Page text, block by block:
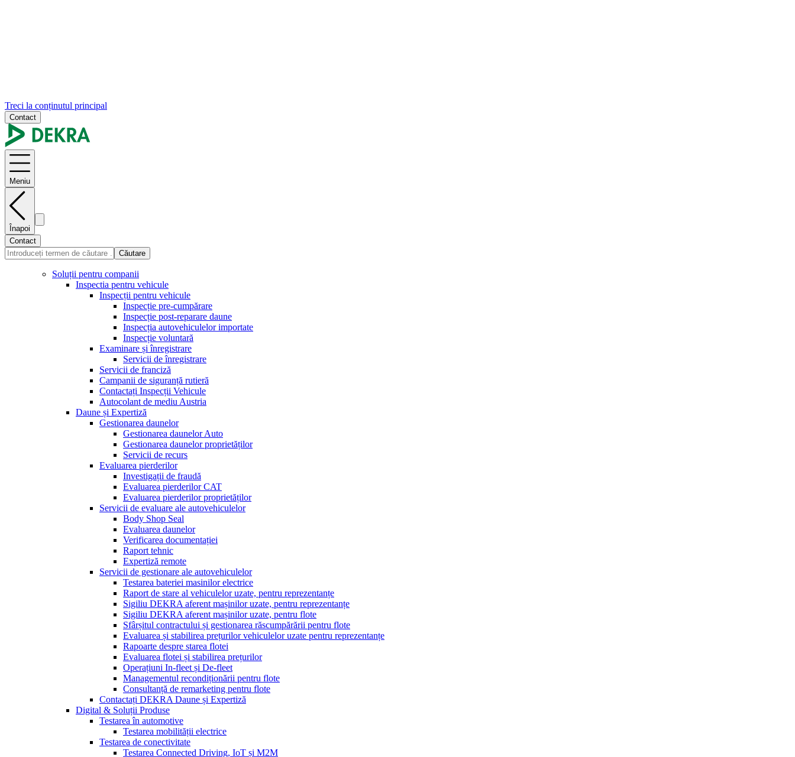
Treci la conținutul principal
Contact
Meniu
Înapoi
Contact
Căutare
Soluții pentru companii
Inspectia pentru vehicule
Inspecții pentru vehicule
Inspecție pre-cumpărare
Inspecție post-reparare daune
Inspecția autovehiculelor importate
Inspecție voluntară
Examinare și înregistrare
Servicii de înregistrare
Servicii de franciză
Campanii de siguranță rutieră
Contactați Inspecții Vehicule
Autocolant de mediu Austria
Daune și Expertiză
Gestionarea daunelor
Gestionarea daunelor Auto
Gestionarea daunelor proprietăților
Servicii de recurs
Evaluarea pierderilor
Investigații de fraudă
Evaluarea pierderilor CAT
Evaluarea pierderilor proprietăților
Servicii de evaluare ale autovehiculelor
Body Shop Seal
Evaluarea daunelor
Verificarea documentației
Raport tehnic
Expertiză remote
Servicii de gestionare ale autovehiculelor
Testarea bateriei masinilor electrice
Raport de stare al vehiculelor uzate, pentru reprezentanțe
Sigiliu DEKRA aferent mașinilor uzate, pentru reprezentanțe
Sigiliu DEKRA aferent mașinilor uzate, pentru flote
Sfârșitul contractului și gestionarea răscumpărării pentru flote
Evaluarea și stabilirea prețurilor vehiculelor uzate pentru reprezentanțe
Rapoarte despre starea flotei
Evaluarea flotei și stabilirea prețurilor
Operațiuni In-fleet și De-fleet
Managementul recondiționării pentru flote
Consultanță de remarketing pentru flote
Contactați DEKRA Daune și Expertiză
Digital & Soluții Produse
Testarea în automotive
Testarea mobilității electrice
Testarea de conectivitate
Testarea Connected Driving, IoT și M2M